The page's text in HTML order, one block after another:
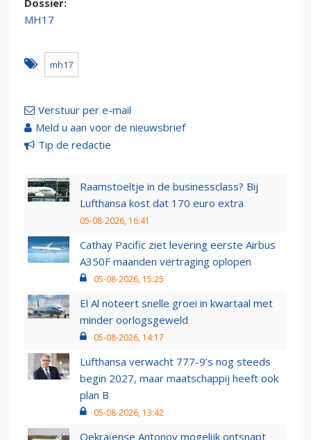
Dossier:
MH17
mh17
Verstuur per e-mail
Meld u aan voor de nieuwsbrief
Tip de redactie
Raamstoeltje in de businessclass? Bij
Lufthansa kost dat 170 euro extra
05-08-2026, 16:41
Cathay Pacific ziet levering eerste Airbus
A350F maanden vertraging oplopen
05-08-2026, 15:25
El Al noteert snelle groei in kwartaal met
minder oorlogsgeweld
05-08-2026, 14:17
Lufthansa verwacht 777-9’s nog steeds
begin 2027, maar maatschappij heeft ook
plan B
05-08-2026, 13:42
Oekraïense Antonov mogelijk ontsnapt